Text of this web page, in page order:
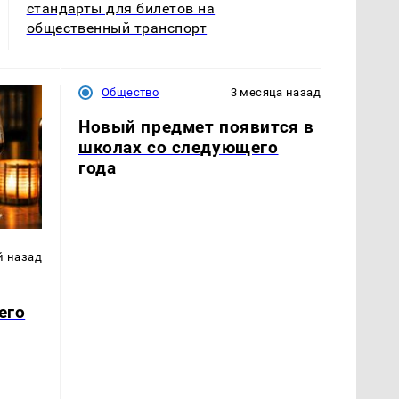
стандарты для билетов на
общественный транспорт
назад
Общество 3 месяца назад
Новый предмет появится в
школах со следующего
года